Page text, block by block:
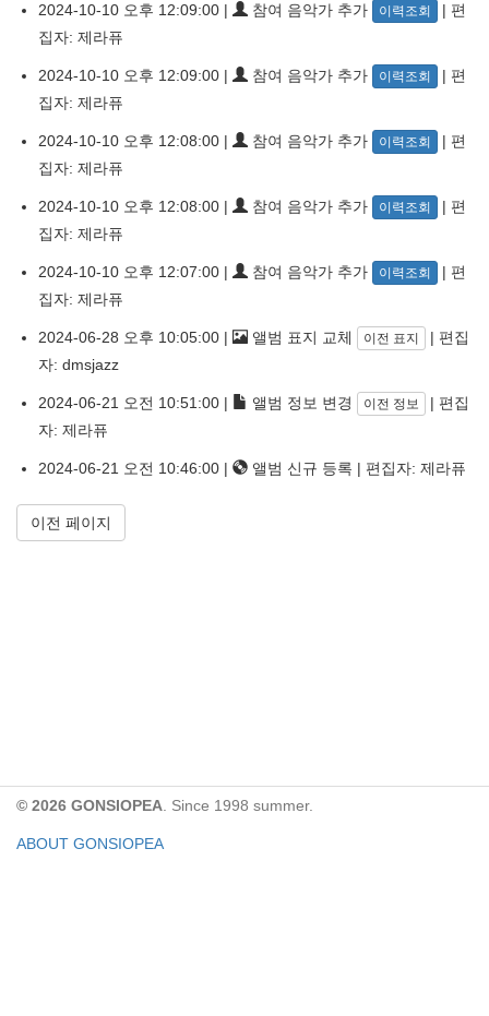
2024-10-10 오후 12:09:00 | 참여 음악가 추가 이력조회
| 편
집자: 제라퓨
2024-10-10 오후 12:09:00 | 참여 음악가 추가 이력조회
| 편
집자: 제라퓨
2024-10-10 오후 12:08:00 | 참여 음악가 추가 이력조회
| 편
집자: 제라퓨
2024-10-10 오후 12:08:00 | 참여 음악가 추가 이력조회
| 편
집자: 제라퓨
2024-10-10 오후 12:07:00 | 참여 음악가 추가 이력조회
| 편
집자: 제라퓨
2024-06-28 오후 10:05:00 | 앨범 표지 교체 이전 표지
| 편집
자: dmsjazz
2024-06-21 오전 10:51:00 | 앨범 정보 변경 이전 정보
| 편집
자: 제라퓨
2024-06-21 오전 10:46:00 | 앨범 신규 등록 | 편집자: 제라퓨
이전 페이지
© 2026 GONSIOPEA . Since 1998 summer.
ABOUT GONSIOPEA